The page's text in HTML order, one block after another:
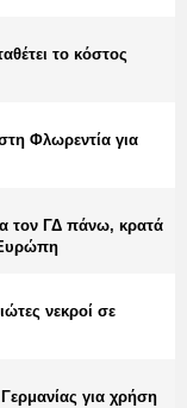
το κόστος
Φλωρεντία για
τον ΓΔ πάνω, κρατά
Ευρώπη
νεκροί σε
για χρήση